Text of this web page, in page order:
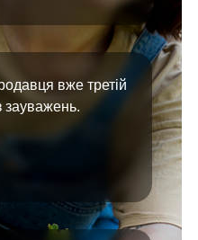
вже третій
зауважень.